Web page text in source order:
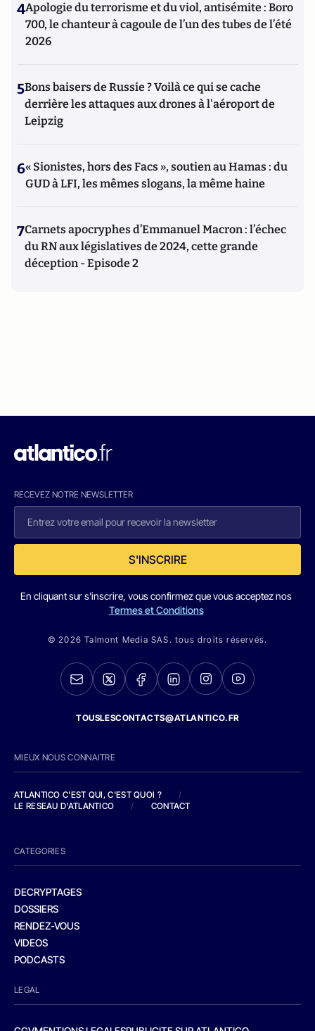
4Apologie du terrorisme et du viol, antisémite : Boro
700, le chanteur à cagoule de l’un des tubes de l’été
2026
5Bons baisers de Russie ? Voilà ce qui se cache
derrière les attaques aux drones à l'aéroport de
Leipzig
6« Sionistes, hors des Facs », soutien au Hamas : du
GUD à LFI, les mêmes slogans, la même haine
7Carnets apocryphes d’Emmanuel Macron : l’échec
du RN aux législatives de 2024, cette grande
déception - Episode 2
RECEVEZ NOTRE NEWSLETTER
S'INSCRIRE
En cliquant sur s'inscrire, vous confirmez que vous acceptez nos
Termes et Conditions
© 2026 Talmont Media SAS. tous droits réservés.
TOUSLESCONTACTS@ATLANTICO.FR
MIEUX NOUS CONNAITRE
ATLANTICO C'EST QUI, C'EST QUOI ?
/
LE RESEAU D'ATLANTICO
/ CONTACT
CATEGORIES
DECRYPTAGES
DOSSIERS
RENDEZ-VOUS
VIDEOS
PODCASTS
LEGAL